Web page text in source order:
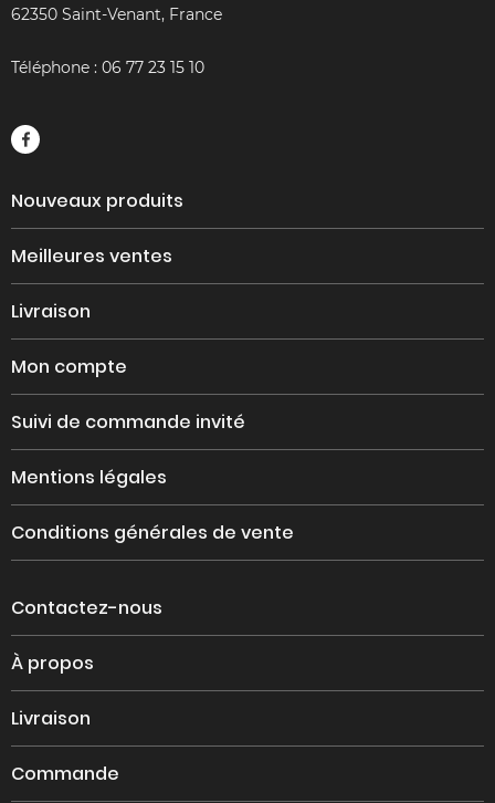
62350 Saint-Venant, France
Téléphone : 06 77 23 15 10
Nouveaux produits
Meilleures ventes
Livraison
Mon compte
Suivi de commande invité
Mentions légales
Conditions générales de vente
Contactez-nous
À propos
Livraison
Commande